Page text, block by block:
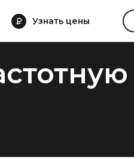
Узнать цены